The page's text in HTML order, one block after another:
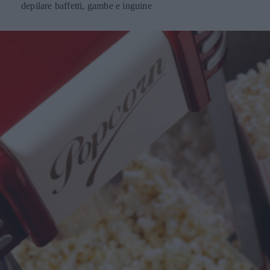
depilare baffetti, gambe e inguine